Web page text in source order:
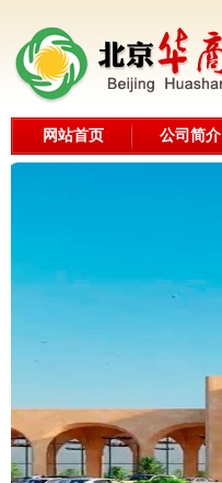
网站首页 公司简介